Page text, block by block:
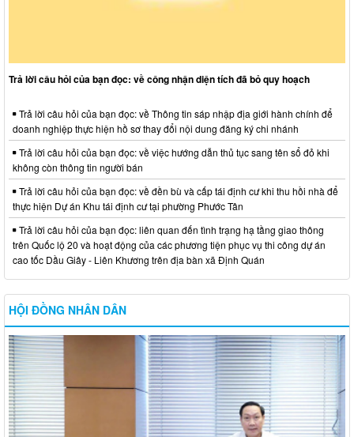
Trả lời câu hỏi của bạn đọc: về công nhận diện tích đã bỏ quy hoạch
Trả lời câu hỏi của bạn đọc: về Thông tin sáp nhập địa giới hành chính để
doanh nghiệp thực hiện hồ sơ thay đổi nội dung đăng ký chi nhánh
Trả lời câu hỏi của bạn đọc: về việc hướng dẫn thủ tục sang tên sổ đỏ khi
không còn thông tin người bán
Trả lời câu hỏi của bạn đọc: về đền bù và cấp tái định cư khi thu hồi nhà để
thực hiện Dự án Khu tái định cư tại phường Phước Tân
Trả lời câu hỏi của bạn đọc: liên quan đến tình trạng hạ tầng giao thông
trên Quốc lộ 20 và hoạt động của các phương tiện phục vụ thi công dự án
cao tốc Dầu Giây - Liên Khương trên địa bàn xã Định Quán
HỘI ĐỒNG NHÂN DÂN